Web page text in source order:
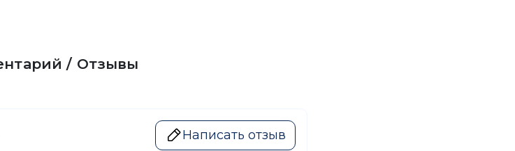
/ Отзывы
Написать отзыв